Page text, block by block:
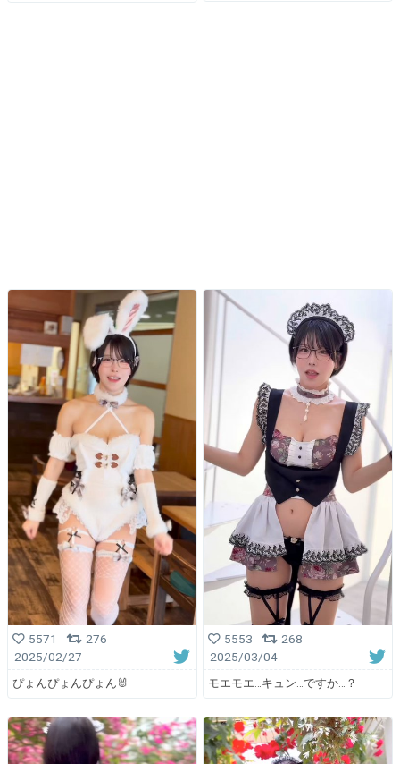
5571
276
2025/02/27
ぴょんぴょんぴょん🐰
5553
268
2025/03/04
モエモエ…キュン…ですか…？